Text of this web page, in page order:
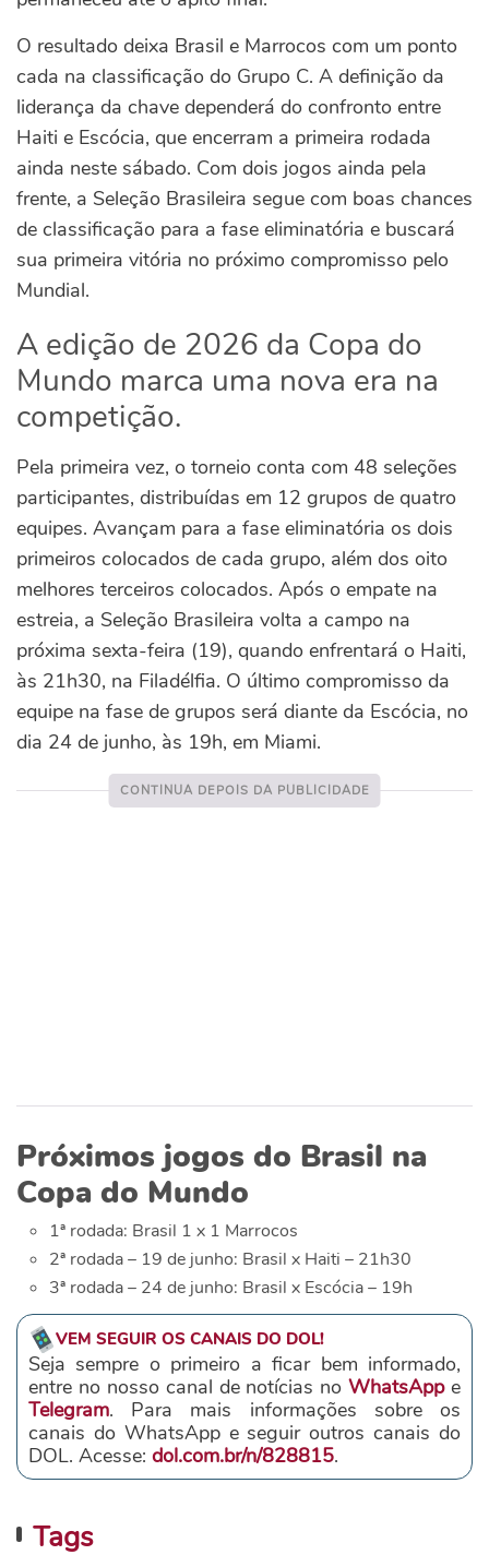
O resultado deixa Brasil e Marrocos com um ponto
cada na classificação do Grupo C. A definição da
liderança da chave dependerá do confronto entre
Haiti e Escócia, que encerram a primeira rodada
ainda neste sábado. Com dois jogos ainda pela
frente, a Seleção Brasileira segue com boas chances
de classificação para a fase eliminatória e buscará
sua primeira vitória no próximo compromisso pelo
Mundial.
A edição de 2026 da Copa do
Mundo marca uma nova era na
competição.
Pela primeira vez, o torneio conta com 48 seleções
participantes, distribuídas em 12 grupos de quatro
equipes. Avançam para a fase eliminatória os dois
primeiros colocados de cada grupo, além dos oito
melhores terceiros colocados. Após o empate na
estreia, a Seleção Brasileira volta a campo na
próxima sexta-feira (19), quando enfrentará o Haiti,
às 21h30, na Filadélfia. O último compromisso da
equipe na fase de grupos será diante da Escócia, no
dia 24 de junho, às 19h, em Miami.
Próximos jogos do Brasil na
Copa do Mundo
1ª rodada: Brasil 1 x 1 Marrocos
2ª rodada – 19 de junho: Brasil x Haiti – 21h30
3ª rodada – 24 de junho: Brasil x Escócia – 19h
VEM SEGUIR OS CANAIS DO DOL!
Seja sempre o primeiro a ficar bem informado,
entre no nosso canal de notícias noWhatsAppe
Telegram. Para mais informações sobre os
canais do WhatsApp e seguir outros canais do
DOL. Acesse: dol.com.br/n/828815.
Tags